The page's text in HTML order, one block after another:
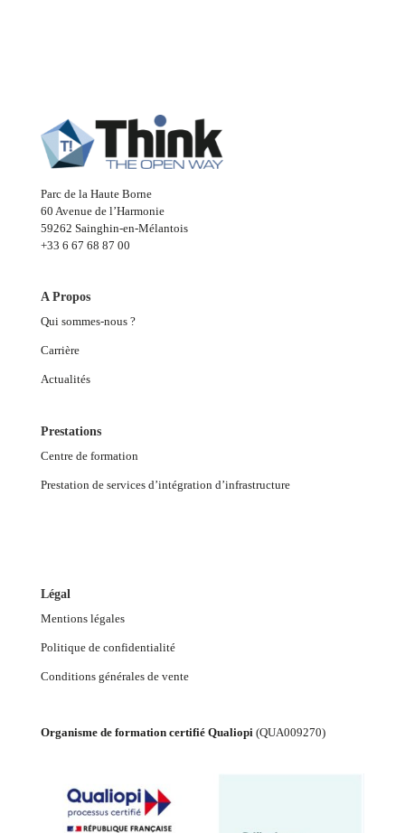
Parc de la Haute Borne
60 Avenue de l’Harmonie
59262 Sainghin-en-Mélantois
+33 6 67 68 87 00
A Propos
Qui sommes-nous ?
Carrière
Actualités
Prestations
Centre de formation
Prestation de services d’intégration d’infrastructure
Légal
Mentions légales
Politique de confidentialité
Conditions générales de vente
Organisme de formation certifié Qualiopi(QUA009270)